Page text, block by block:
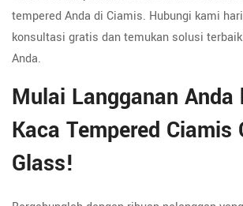
tempered Anda di Ciamis. Hubungi kami
konsultasi gratis dan temukan solusi
Anda.
Mulai Langganan Anda
Kaca Tempered Ciamis
Glass!